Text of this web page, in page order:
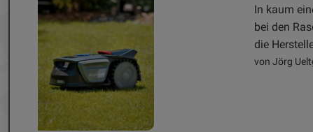
In kaum
bei den
die
von Jörg